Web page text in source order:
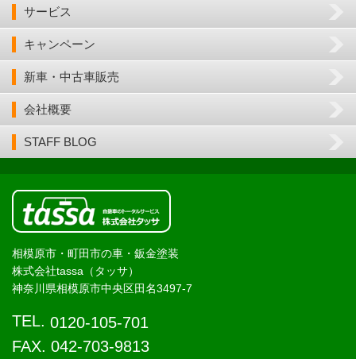
サービス
キャンペーン
新車・中古車販売
会社概要
STAFF BLOG
相模原市・町田市の車・鈑金塗装
株式会社tassa（タッサ）
神奈川県相模原市中央区田名3497-7
TEL. 0120-105-701
FAX. 042-703-9813